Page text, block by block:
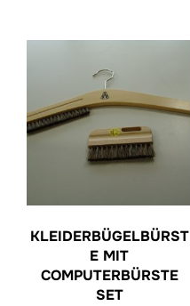
KLEIDERBÜGELBÜRST
E MIT
COMPUTERBÜRSTE
SET